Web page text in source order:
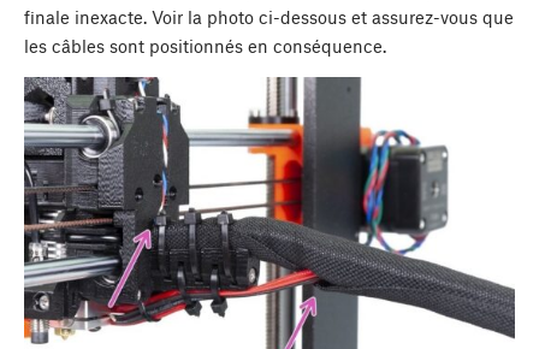
finale inexacte. Voir la photo ci-dessous et assurez-vous que
les câbles sont positionnés en conséquence.